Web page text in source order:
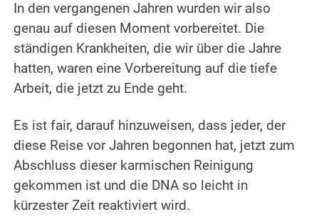
In den vergangenen Jahren wurden wir also
genau auf diesen Moment vorbereitet. Die
ständigen Krankheiten, die wir über die Jahre
hatten, waren eine Vorbereitung auf die tiefe
Arbeit, die jetzt zu Ende geht.
Es ist fair, darauf hinzuweisen, dass jeder, der
diese Reise vor Jahren begonnen hat, jetzt zum
Abschluss dieser karmischen Reinigung
gekommen ist und die DNA so leicht in
kürzester Zeit reaktiviert wird.